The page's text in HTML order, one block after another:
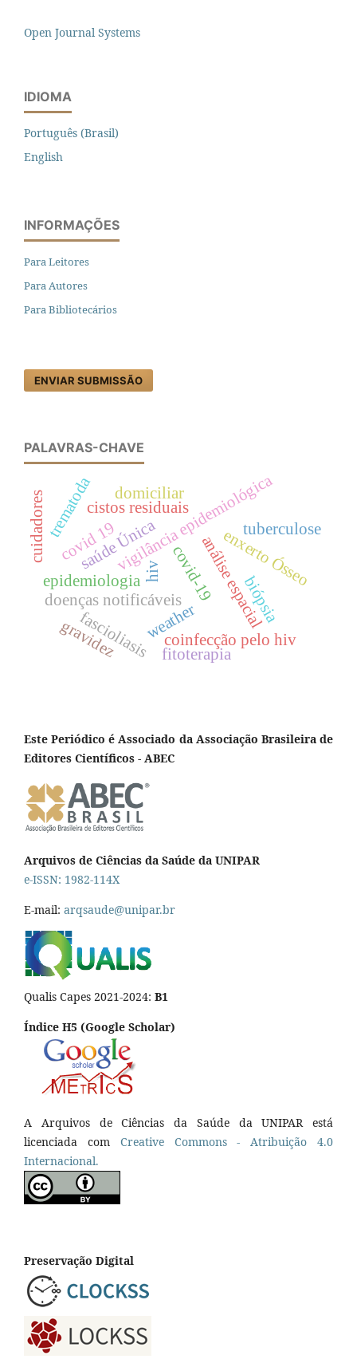
Open Journal Systems
IDIOMA
Português (Brasil)
English
INFORMAÇÕES
Para Leitores
Para Autores
Para Bibliotecários
ENVIAR SUBMISSÃO
PALAVRAS-CHAVE
saúde Única
epidemiologia
vigilância epidemiológica
análise espacial
cistos residuais
biópsia
enxerto Ósseo
coinfecção pelo hiv
tuberculose
doenças notificáveiscovid-19
fascioliasis
trematoda
weather
fitoterapia
domiciliar
covid 19
hiv
cuidadores
gravidez
Este Periódico é Associado da Associação Brasileira de
Editores Científicos - ABEC
Arquivos de Ciências da Saúde da UNIPAR
e-ISSN: 1982-114X
E-mail: arqsaude@unipar.br
Qualis Capes 2021-2024: B1
Índice H5 (Google Scholar)
A Arquivos de Ciências da Saúde da UNIPAR está
licenciada com Creative Commons - Atribuição 4.0
Internacional.
Preservação Digital